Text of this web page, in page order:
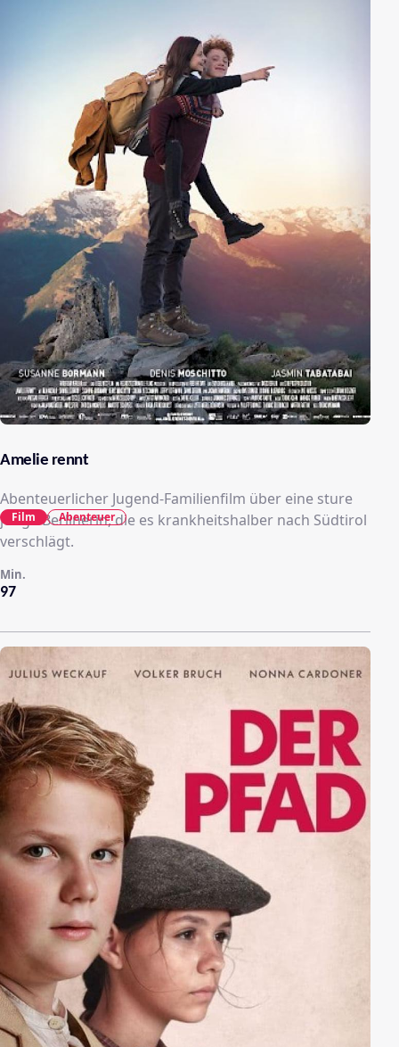
Amelie rennt
Abenteuerlicher Jugend-Familienfilm über eine sture
junge Berlinerin, die es krankheitshalber nach Südtirol
verschlägt.
97
Min.
Film Abenteuer